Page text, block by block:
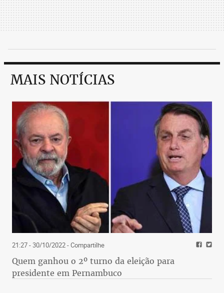
MAIS NOTÍCIAS
21:27 - 30/10/2022- Compartilhe
Quem ganhou o 2º turno da eleição para
presidente em Pernambuco